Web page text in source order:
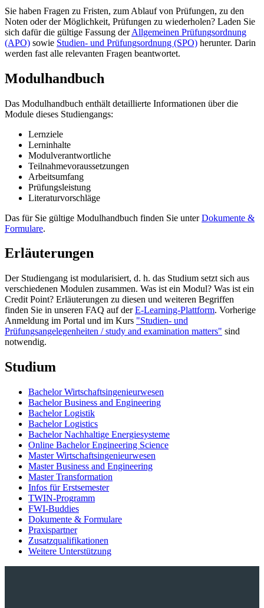
Sie haben Fragen zu Fristen, zum Ablauf von Prüfungen, zu den
Noten oder der Möglichkeit, Prüfungen zu wiederholen? Laden Sie
sich dafür die gültige Fassung derAllgemeinen Prüfungsordnung
(APO) sowie Studien- und Prüfungsordnung (SPO) herunter. Darin
werden fast alle relevanten Fragen beantwortet.
Modulhandbuch
Das Modulhandbuch enthält detaillierte Informationen über die
Module dieses Studiengangs:
Lernziele
Lerninhalte
Modulverantwortliche
Teilnahmevoraussetzungen
Arbeitsumfang
Prüfungsleistung
Literaturvorschläge
Das für Sie gültige Modulhandbuch finden Sie unterDokumente &
Formulare.
Erläuterungen
Der Studiengang ist modularisiert, d. h. das Studium setzt sich aus
verschiedenen Modulen zusammen. Was ist ein Modul? Was ist ein
Credit Point? Erläuterungen zu diesen und weiteren Begriffen
finden Sie in unseren FAQ auf derE-Learning-Plattform. Vorherige
Anmeldung im Portal und im Kurs "Studien- und
Prüfungsangelegenheiten / study and examination matters" sind
notwendig.
Studium
Bachelor Wirtschaftsingenieurwesen
Bachelor Business and Engineering
Bachelor Logistik
Bachelor Logistics
Bachelor Nachhaltige Energiesysteme
Online Bachelor Engineering Science
Master Wirtschaftsingenieurwesen
Master Business and Engineering
Master Transformation
Infos für Erstsemester
TWIN-Programm
FWI-Buddies
Dokumente & Formulare
Praxispartner
Zusatzqualifikationen
Weitere Unterstützung